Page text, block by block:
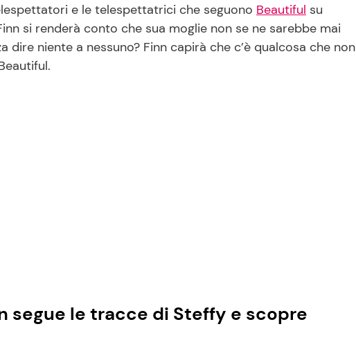
e le telespettatrici che seguono Beautiful su
si renderà conto che sua moglie non se ne sarebbe mai
dire niente a nessuno? Finn capirà che c’è qualcosa che non
segue le tracce di Steffy e scopre